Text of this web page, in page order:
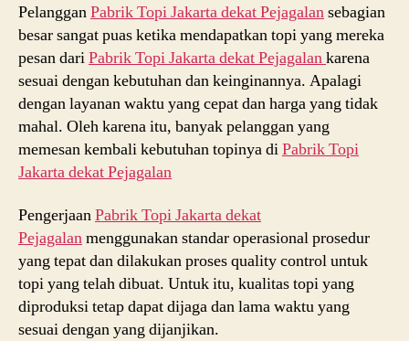
PelangganPabrik Topi Jakarta dekatPejagalansebagian
besar sangat puas ketika mendapatkan topi yang mereka
pesan dariPabrik Topi Jakarta dekat Pejagalankarena
sesuai dengan kebutuhan dan keinginannya. Apalagi
dengan layanan waktu yang cepat dan harga yang tidak
mahal. Oleh karena itu, banyak pelanggan yang
memesan kembali kebutuhan topinya diPabrik Topi
Jakarta dekatPejagalan
PengerjaanPabrik Topi Jakarta dekat
Pejagalanmenggunakan standar operasional prosedur
yang tepat dan dilakukan proses quality control untuk
topi yang telah dibuat. Untuk itu, kualitas topi yang
diproduksi tetap dapat dijaga dan lama waktu yang
sesuai dengan yang dijanjikan.